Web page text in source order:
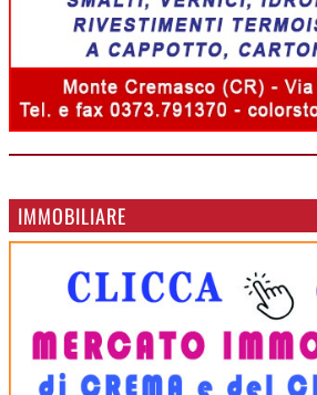
IMMOBILIARE